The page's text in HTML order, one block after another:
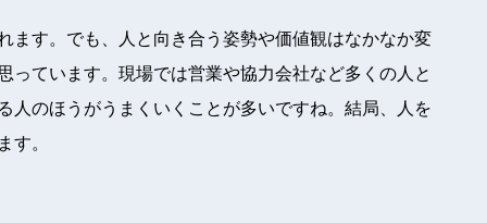
ます。でも、人と向き合う姿勢や価値観はなかなか変
っています。現場では営業や協力会社など多くの人と
人のほうがうまくいくことが多いですね。結局、人を
す。